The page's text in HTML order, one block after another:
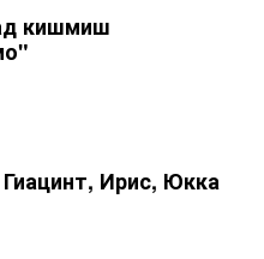
кишмиш
Ирис, Юкка